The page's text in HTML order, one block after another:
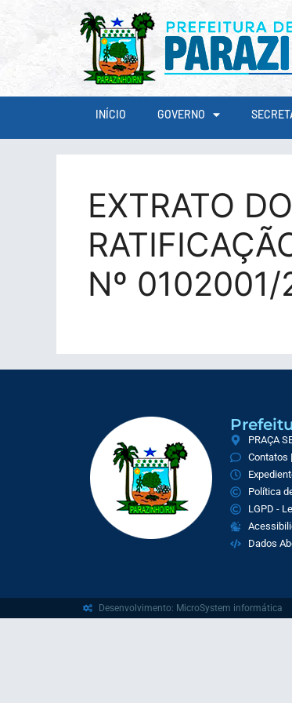
INÍCIO GOVERNO
EXTRATO
Nº
PRAÇA
Contatos
Política
LGPD -
Dados
Desenvolvimento: MicroSystem informática